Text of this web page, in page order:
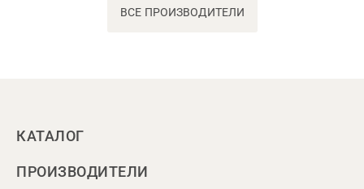
ВСЕ ПРОИЗВОДИТЕЛИ
КАТАЛОГ
ПРОИЗВОДИТЕЛИ